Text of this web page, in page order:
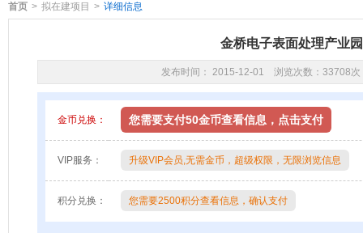
首页 > 拟在建项目 > 详细信息
金桥电子表面处理产业
发布时间： 2015-12-01 浏览次数：33708次
金币兑换：
VIP服务：
积分兑换：
您需要支付50金币查看信息，点击支付
升级VIP会员,无需金币，超级权限，无限浏览信息
您需要2500积分查看信息，确认支付